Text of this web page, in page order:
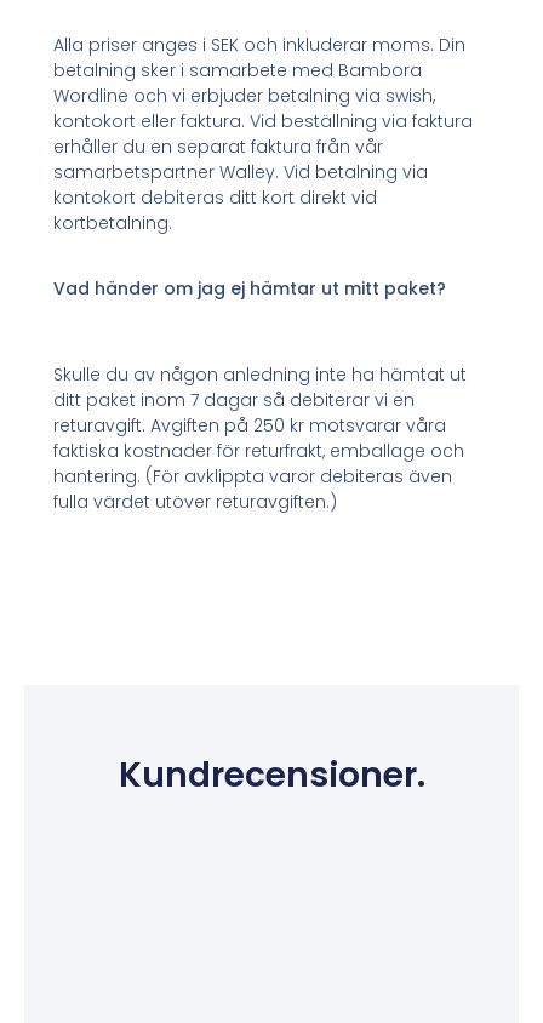
Alla priser anges i SEK och inkluderar moms. Din
betalning sker i samarbete med Bambora
Wordline och vi erbjuder betalning via swish,
kontokort eller faktura. Vid beställning via faktura
erhåller du en separat faktura från vår
samarbetspartner Walley. Vid betalning via
kontokort debiteras ditt kort direkt vid
kortbetalning.
Vad händer om jag ej hämtar ut mitt paket?
Skulle du av någon anledning inte ha hämtat ut
ditt paket inom 7 dagar så debiterar vi en
returavgift. Avgiften på 250 kr motsvarar våra
faktiska kostnader för returfrakt, emballage och
hantering. (För avklippta varor debiteras även
fulla värdet utöver returavgiften.)
Kundrecensioner.